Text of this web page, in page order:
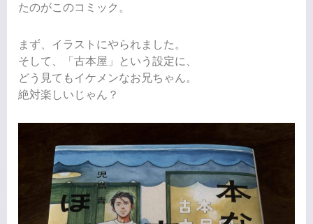
たのがこのコミック。
まず、イラストにやられました。
そして、「古本屋」という設定に、
どう見てもイケメンなお兄ちゃん。
絶対楽しいじゃん？